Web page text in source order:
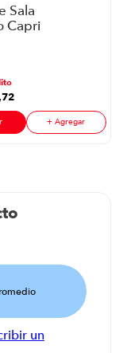
Sala
Capri
,72
+ Agregar
un